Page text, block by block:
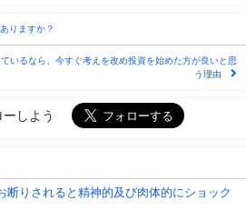
りますか？
いるなら、今すぐ考えを改め投資を始めた方が良いと思
う理由
しよう
断りされると精神的及び肉体的にショック